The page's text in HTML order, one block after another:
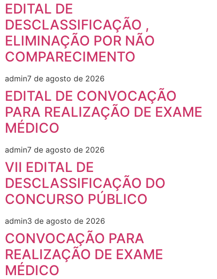
EDITAL DE
DESCLASSIFICAÇÃO ,
ELIMINAÇÃO POR NÃO
COMPARECIMENTO
admin7 de agosto de 2026
EDITAL DE CONVOCAÇÃO
PARA REALIZAÇÃO DE EXAME
MÉDICO
admin7 de agosto de 2026
VII EDITAL DE
DESCLASSIFICAÇÃO DO
CONCURSO PÚBLICO
admin3 de agosto de 2026
CONVOCAÇÃO PARA
REALIZAÇÃO DE EXAME
MÉDICO